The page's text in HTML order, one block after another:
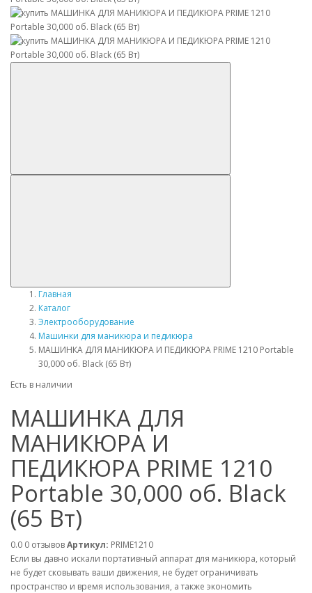
Главная
Каталог
Электрооборудование
Машинки для маникюра и педикюра
МАШИНКА ДЛЯ МАНИКЮРА И ПЕДИКЮРА PRIME 1210 Portable
30,000 об. Black (65 Вт)
Есть в наличии
МАШИНКА ДЛЯ
МАНИКЮРА И
ПЕДИКЮРА PRIME 1210
Portable 30,000 об. Black
(65 Вт)
0.0 0 отзывовАртикул: PRIME1210
Если вы давно искали портативный аппарат для маникюра, который
не будет сковывать ваши движения, не будет ограничивать
пространство и время использования, а также экономить